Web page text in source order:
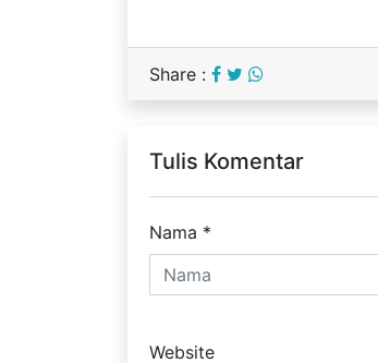
Share :
Tulis Komentar
Nama *
Website